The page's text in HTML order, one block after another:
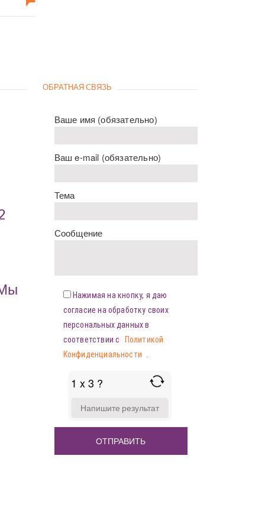
ОБРАТНАЯ СВЯЗЬ
Ваше имя (обязательно)
Ваш e-mail (обязательно)
Тема
Сообщение
Нажимая на кнопку, я даю
согласие на обработку своих
персональных данных в
соответствии с
Политикой
Конфиденциальности
1 x 3 ?
FOR